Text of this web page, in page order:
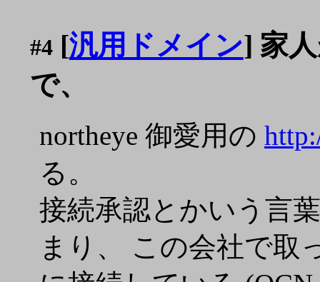
#4[汎用ドメイン] 家
で、
northeye 御愛用の
る。
接続承認とかいう言
まり、 この会社で取